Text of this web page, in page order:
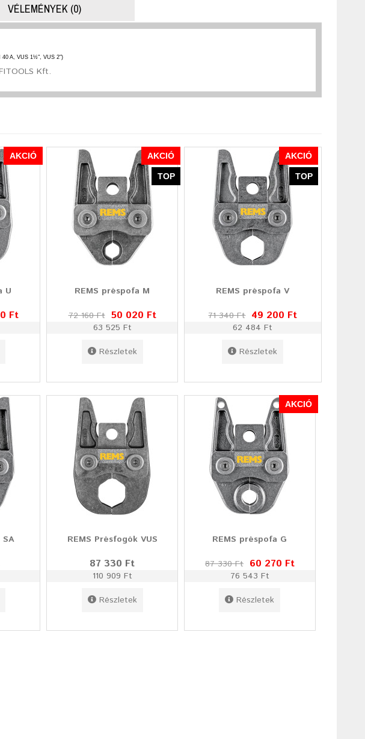
VÉLEMÉNYEK (0)
40 A, VUS 1½", VUS 2")
Kft.
AKCIÓ
U
Ft
AKCIÓ
TOP
REMS préspofa M
72 160 Ft 50 020 Ft
63 525 Ft
Részletek
AKCIÓ
TOP
REMS préspofa V
71 340 Ft 49 200 Ft
62 484 Ft
Részletek
REMS Présfogók VUS
87 330 Ft
110 909 Ft
Részletek
AKCIÓ
REMS préspofa G
87 330 Ft 60 270 Ft
76 543 Ft
Részletek